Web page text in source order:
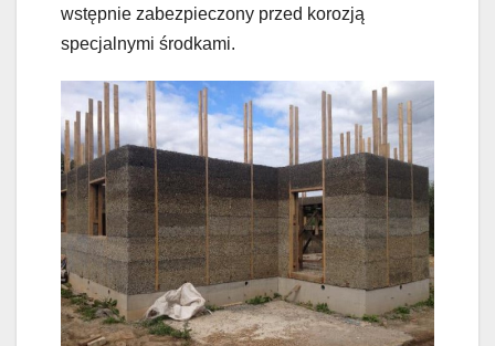
wstępnie zabezpieczony przed korozją
specjalnymi środkami.